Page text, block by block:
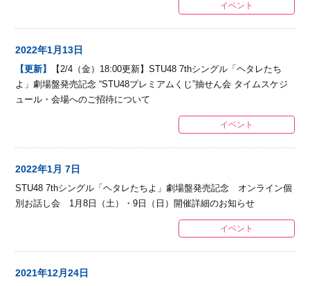
イベント
2022年1月13日
【更新】
【2/4（金）18:00更新】STU48 7thシングル「ヘタレたち
よ」劇場盤発売記念 “STU48プレミアムくじ”抽せん会 タイムスケジ
ュール・会場へのご招待について
イベント
2022年1月 7日
STU48 7thシングル「ヘタレたちよ」劇場盤発売記念 オンライン個
別お話し会 1月8日（土）・9日（日）開催詳細のお知らせ
イベント
2021年12月24日